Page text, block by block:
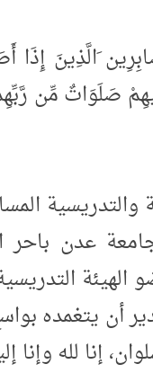
َالَّذِينَ إِذَا
صَلَوَاتٌ مِّن
عدن باحر
التدريسية
أن يتغمده
إنا لله وإنا